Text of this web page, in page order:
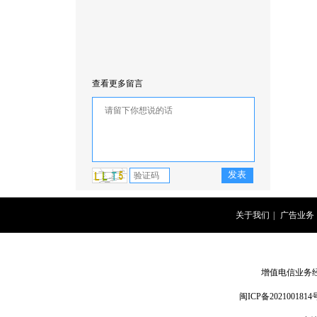
查看更多留言
关于我们 广告业务
增值电信业务
闽ICP备2021001814